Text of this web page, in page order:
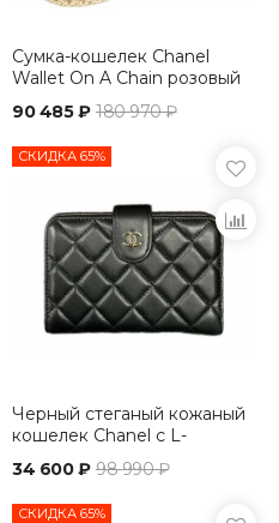
Сумка-кошелек Chanel
Wallet On A Chain розовый
90 485 ₽ 180 970 ₽
СКИДКА 65%
Черный стеганый кожаный
кошелек Chanel с L-
молнией для женщин
34 600 ₽ 98 990 ₽
СКИДКА 65%